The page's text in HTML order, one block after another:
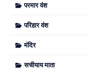
परमार वंश
परिहार वंश
मंदिर
सचीयाय माता